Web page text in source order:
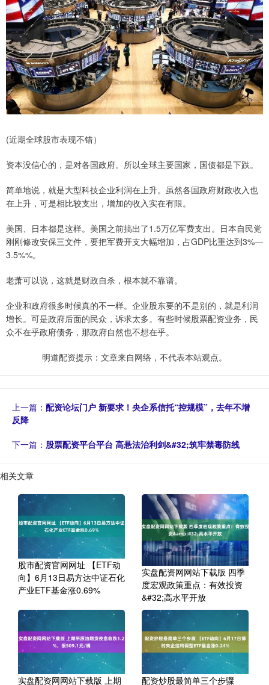
(近期全球股市表现不错）
资本没信心的，是对各国政府。所以全球主要国家，国债都是下跌。
简单地说，就是大型科技企业利润在上升。虽然各国政府财政收入也
在上升，可是相比较支出，增加的收入实在有限。
美国、日本都是这样。美国之前搞出了1.5万亿军费支出。日本自民党
刚刚修改安保三文件，要把军费开支大幅增加，占GDP比重达到3%—
3.5%%。
老萧可以说，这就是财政自杀，根本就不靠谱。
企业和政府很多时候真的不一样。企业股东要的不是别的，就是利润
增长。可是政府后面的民众，诉求太多。有些时候股票配资业务，民
众不在乎政府债务，那政府自然也不想在乎。
明道配资提示：文章来自网络，不代表本站观点。
上一篇： 配资论坛门户 新要求！央企系信托“控规模”，去年不增
反降
下一篇： 股票配资平台平台 高悬法治利剑&#32;筑牢禁毒防线
相关文章
股市配资官网网址 【ETF动
向】6月13日易方达中证石化
产业ETF基金涨0.69%
实盘配资网网站下载版 四季
度宏观政策重点：有效投资
&#32;高水平开放
实盘配资网网站下载版 上期
配资炒股最简单三个步骤